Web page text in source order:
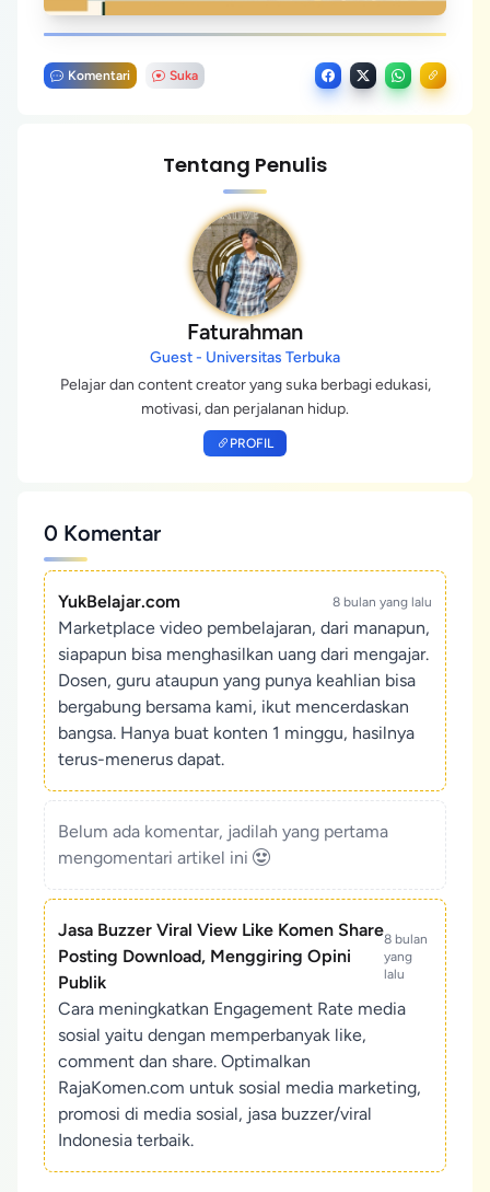
Komentari Suka
Tentang Penulis
Faturahman
Guest - Universitas Terbuka
Pelajar dan content creator yang suka berbagi edukasi,
motivasi, dan perjalanan hidup.
PROFIL
0 Komentar
YukBelajar.com 8 bulan yang lalu
Marketplace video pembelajaran, dari manapun,
siapapun bisa menghasilkan uang dari mengajar.
Dosen, guru ataupun yang punya keahlian bisa
bergabung bersama kami, ikut mencerdaskan
bangsa. Hanya buat konten 1 minggu, hasilnya
terus-menerus dapat.
Belum ada komentar, jadilah yang pertama
mengomentari artikel ini
Jasa Buzzer Viral View Like Komen Share
Posting Download, Menggiring Opini
Publik
8 bulan
yang
lalu
Cara meningkatkan Engagement Rate media
sosial yaitu dengan memperbanyak like,
comment dan share. Optimalkan
RajaKomen.com untuk sosial media marketing,
promosi di media sosial, jasa buzzer/viral
Indonesia terbaik.